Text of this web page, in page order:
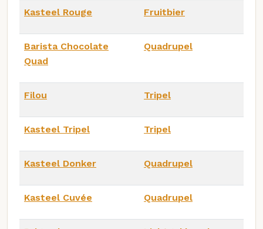
Kasteel Rouge Fruitbier
Barista Chocolate
Quad
Quadrupel
Filou Tripel
Kasteel Tripel Tripel
Kasteel Donker Quadrupel
Kasteel Cuvée Quadrupel